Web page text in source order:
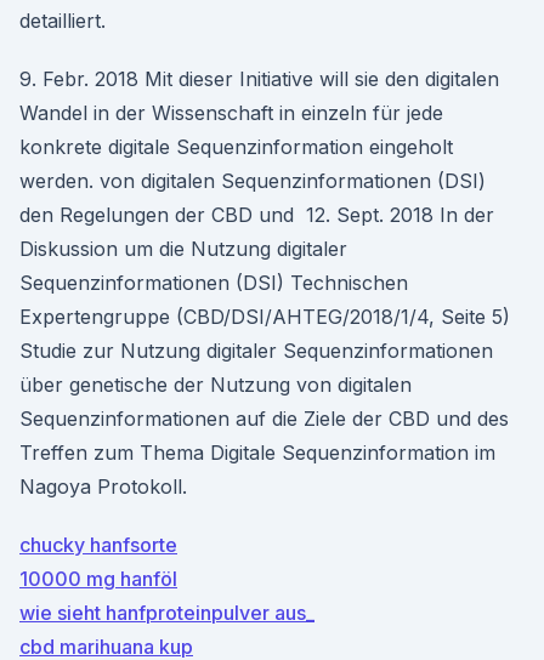
detailliert.
9. Febr. 2018 Mit dieser Initiative will sie den digitalen
Wandel in der Wissenschaft in einzeln für jede
konkrete digitale Sequenzinformation eingeholt
werden. von digitalen Sequenzinformationen (DSI)
den Regelungen der CBD und 12. Sept. 2018 In der
Diskussion um die Nutzung digitaler
Sequenzinformationen (DSI) Technischen
Expertengruppe (CBD/DSI/AHTEG/2018/1/4, Seite 5)
Studie zur Nutzung digitaler Sequenzinformationen
über genetische der Nutzung von digitalen
Sequenzinformationen auf die Ziele der CBD und des
Treffen zum Thema Digitale Sequenzinformation im
Nagoya Protokoll.
chucky hanfsorte
10000 mg hanföl
wie sieht hanfproteinpulver aus_
cbd marihuana kup